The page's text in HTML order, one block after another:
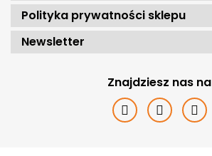
Polityka prywatności sklepu
Newsletter
Znajdziesz nas na